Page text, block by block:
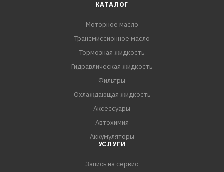
КАТАЛОГ
Моторное масло
Трансмиссионное масло
Тормозная жидкость
Гидравлическая жидкость
Фильтры
Охлаждающая жидкость
Аксессуары
Автохимия
Аккумуляторы
УСЛУГИ
Запись на сервис